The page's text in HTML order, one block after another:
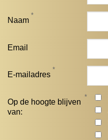
Naam
*
Email
E-mailadres
*
Op de hoogte blijven
van:
*